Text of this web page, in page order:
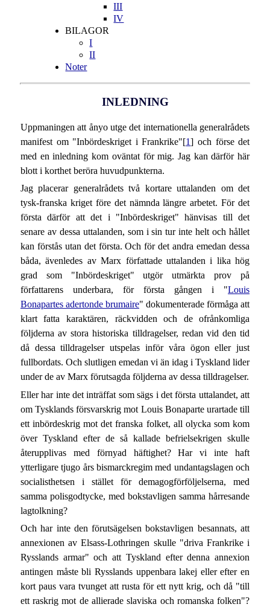
III
IV
BILAGOR
I
II
Noter
INLEDNING
Uppmaningen att ånyo utge det internationella generalrådets
manifest om "Inbördeskriget i Frankrike"[1] och förse det
med en inledning kom oväntat för mig. Jag kan därför här
blott i korthet beröra huvudpunkterna.
Jag placerar generalrådets två kortare uttalanden om det
tysk-franska kriget före det nämnda längre arbetet. För det
första därför att det i "Inbördeskriget" hänvisas till det
senare av dessa uttalanden, som i sin tur inte helt och hållet
kan förstås utan det första. Och för det andra emedan dessa
båda, ävenledes av Marx författade uttalanden i lika hög
grad som "Inbördeskriget" utgör utmärkta prov på
författarens underbara, för första gången i "Louis
Bonapartes adertonde brumaire" dokumenterade förmåga att
klart fatta karaktären, räckvidden och de ofrånkomliga
följderna av stora historiska tilldragelser, redan vid den tid
då dessa tilldragelser utspelas inför våra ögon eller just
fullbordats. Och slutligen emedan vi än idag i Tyskland lider
under de av Marx förutsagda följderna av dessa tilldragelser.
Eller har inte det inträffat som sägs i det första uttalandet, att
om Tysklands försvarskrig mot Louis Bonaparte urartade till
ett inbördeskrig mot det franska folket, all olycka som kom
över Tyskland efter de så kallade befrielsekrigen skulle
återupplivas med förnyad häftighet? Har vi inte haft
ytterligare tjugo års bismarckregim med undantagslagen och
socialisthetsen i stället för demagogförföljelserna, med
samma polisgodtycke, med bokstavligen samma hårresande
lagtolkning?
Och har inte den förutsägelsen bokstavligen besannats, att
annexionen av Elsass-Lothringen skulle "driva Frankrike i
Rysslands armar" och att Tyskland efter denna annexion
antingen måste bli Rysslands uppenbara lakej eller efter en
kort paus vara tvunget att rusta för ett nytt krig, och då "till
ett raskrig mot de allierade slaviska och romanska folken"?